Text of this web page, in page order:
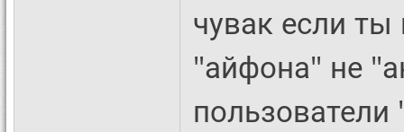
чувак если ты
"айфона" не
пользователи